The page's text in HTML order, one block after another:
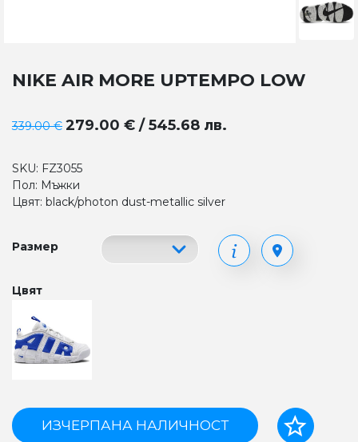
NIKE AIR MORE UPTEMPO LOW
339.00 € 279.00 € / 545.68 лв.
SKU: FZ3055
Пол: Мъжки
Цвят: black/photon dust-metallic silver
Размер
Цвят
ИЗЧЕРПАНА НАЛИЧНОСТ